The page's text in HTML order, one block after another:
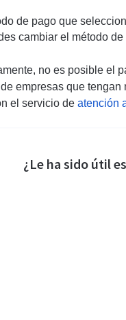
de pago que
cambiar el método
no es posible el
empresas que
el servicio de atención
¿Le ha sido útil